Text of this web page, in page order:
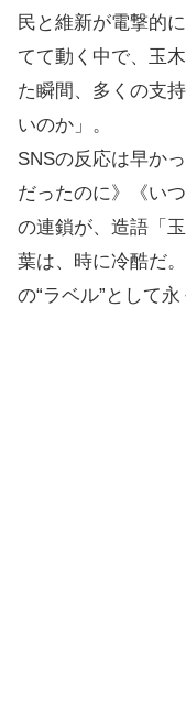
民と維新が電撃的
てて動く中で、玉
た瞬間、多くの支
いのか」。
SNSの反応は早か
だったのに》《い
の連鎖が、造語「
葉は、時に冷酷だ
の“ラベル”として永